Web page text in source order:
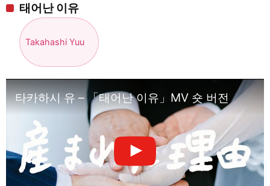
태어난 이유
Takahashi Yuu
타카하시 유 – 「태어난 이유」MV 숏 버전